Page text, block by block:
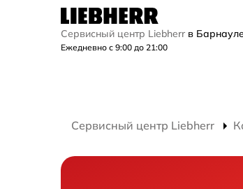
Сервисный центр Liebherr в Барнауле
Ежедневно с 9:00 до 21:00
Сервисный центр Liebherr